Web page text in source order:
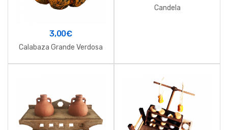
3,00€
Calabaza Grande Verdosa
Candela